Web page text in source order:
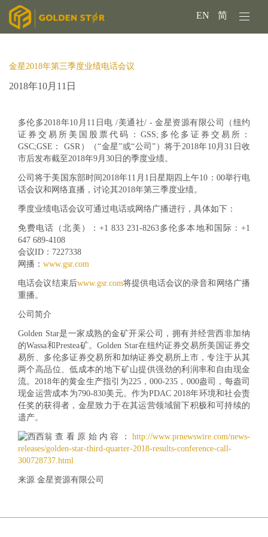
EN 简
金星2018年第三季度业绩电话会议
2018年10月11日
多伦多2018年10月11日电 /美通社/ - 金星资源有限公司（纽约
证券交易所美国股票代码：GSS;多伦多证券交易所：
GSC;GSE： GSR）（“金星”或“公司”）将于2018年10月31日收
市后发布截至2018年9月30日的季度业绩。
公司将于美国东部时间2018年11月1日星期四上午10：00举行电
话会议和网络直播，讨论其2018年第三季度业绩。
季度业绩电话会议可通过电话或网络广播进行，具体如下：
免费电话（北美）：+1 833 231-8263多伦多本地和国际：+1
647 689-4108
会议ID：7227338
网播： www.gsr.com
电话会议结束后www.gsr.com将提供电话会议的录音和网络广播
重播。
公司简介
Golden Star是一家成熟的金矿开采公司，拥有并经营西非加纳
的Wassa和Prestea矿。Golden Star在纽约证券交易所美国证券交
易所、多伦多证券交易所和加纳证券交易所上市，专注于从其
两个高品位、低成本的地下矿山提供强劲的利润率和自由现金
流。2018年的黄金生产指引为225，000-235，000盎司，每盎司
现金运营成本为790-830美元。作为PDAC 2018年环境和社会责
任奖的获得者，金星致力于在其运营领域留下积极和可持续的
遗产。
查看原始内容： http://www.prnewswire.com/news-
releases/golden-star-third-quarter-2018-results-conference-call-
300728737.html
来源 金星资源有限公司